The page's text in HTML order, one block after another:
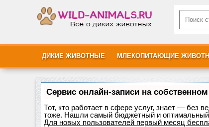
ДИКИЕ ЖИВОТНЫЕ МЛЕКОПИТАЮЩИЕ
Сервис онлайн-записи на
Тот, кто работает в сфере услуг, знает — без
тоже. Нашли самый бюджетный и оптимальный
Для новых пользователей первый месяц